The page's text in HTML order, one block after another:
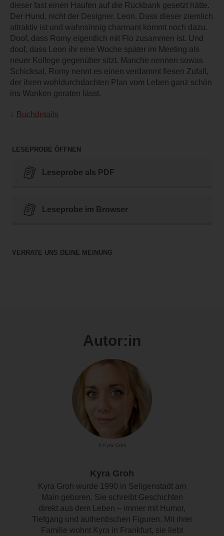
dieser fast einen Haufen auf die Rückbank gesetzt hätte.
Der Hund, nicht der Designer. Leon. Dass dieser ziemlich
attraktiv ist und wahnsinnig charmant kommt noch dazu.
Doof, dass Romy eigentlich mit Flo zusammen ist. Und
doof, dass Leon ihr eine Woche später im Meeting als
neuer Kollege gegenüber sitzt. Manche nennen sowas
Schicksal, Romy nennt es einen verdammt fiesen Zufall,
der ihren wohldurchdachten Plan vom Leben ganz schön
ins Wanken geraten lässt.
Buchdetails
LESEPROBE ÖFFNEN
Leseprobe als PDF
Leseprobe im Browser
VERRATE UNS DEINE MEINUNG
Autor:in
© Kyra Groh
Kyra Groh
Kyra Groh wurde 1990 in Seligenstadt am
Main geboren. Sie schreibt Geschichten
direkt aus dem Leben – immer mit Humor,
Tiefgang und authentischen Figuren. Mit ihrer
Familie wohnt Kyra in Frankfurt, sie liebt